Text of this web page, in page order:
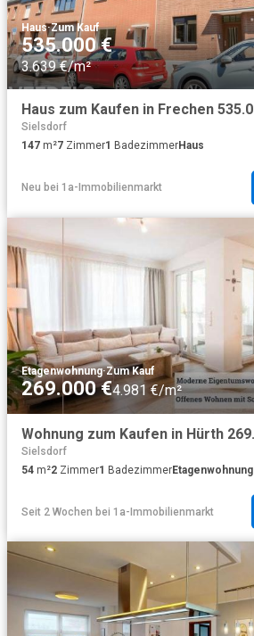
Haus·Zum Kauf
535.000 €
3.639 €/m²
Sielsdorf
147 m²7 Zimmer1 BadezimmerHaus
Neu bei 1a-Immobilienmarkt
Etagenwohnung·Zum Kauf
269.000 €4.981 €/m²
Sielsdorf
54 m²2 Zimmer1 BadezimmerEtagenwohnung
Seit 2 Wochen bei 1a-Immobilienmarkt